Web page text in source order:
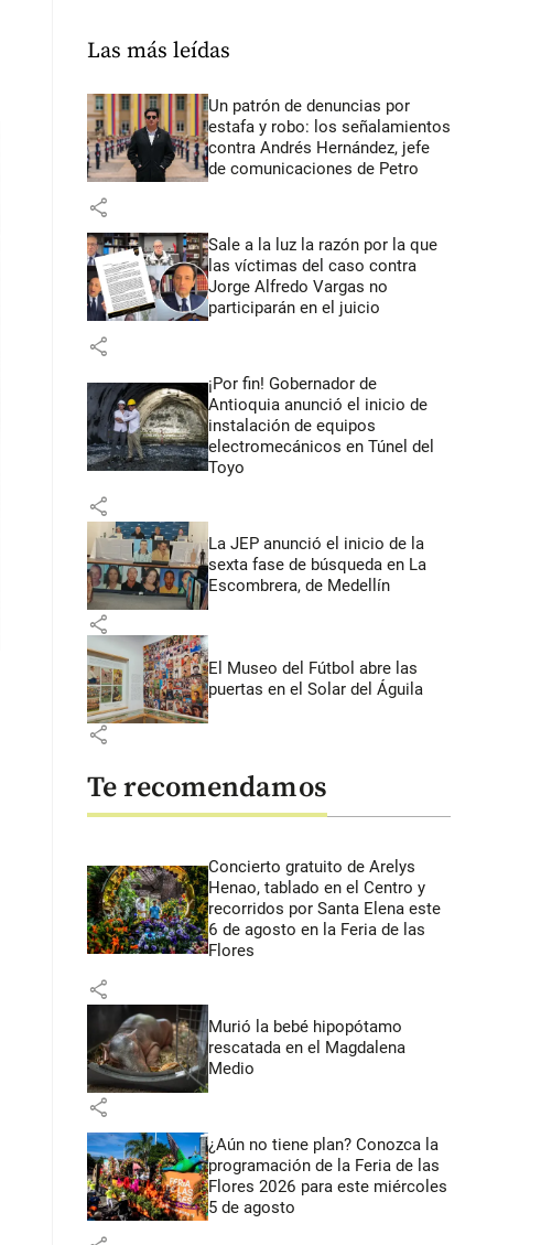
Las más leídas
Un patrón de denuncias por
estafa y robo: los señalamientos
contra Andrés Hernández, jefe
de comunicaciones de Petro
share
Sale a la luz la razón por la que
las víctimas del caso contra
Jorge Alfredo Vargas no
participarán en el juicio
share
¡Por fin! Gobernador de
Antioquia anunció el inicio de
instalación de equipos
electromecánicos en Túnel del
Toyo
share
La JEP anunció el inicio de la
sexta fase de búsqueda en La
Escombrera, de Medellín
share
El Museo del Fútbol abre las
puertas en el Solar del Águila
share
Te recomendamos
Concierto gratuito de Arelys
Henao, tablado en el Centro y
recorridos por Santa Elena este
6 de agosto en la Feria de las
Flores
share
Murió la bebé hipopótamo
rescatada en el Magdalena
Medio
share
¿Aún no tiene plan? Conozca la
programación de la Feria de las
Flores 2026 para este miércoles
5 de agosto